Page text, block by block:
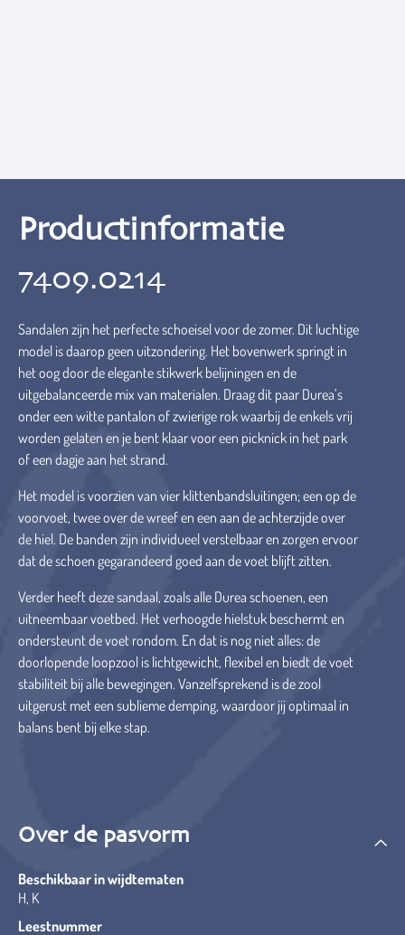
Productinformatie
7409.0214
Sandalen zijn het perfecte schoeisel voor de zomer. Dit luchtige
model is daarop geen uitzondering. Het bovenwerk springt in
het oog door de elegante stikwerk belijningen en de
uitgebalanceerde mix van materialen. Draag dit paar Durea’s
onder een witte pantalon of zwierige rok waarbij de enkels vrij
worden gelaten en je bent klaar voor een picknick in het park
of een dagje aan het strand.
Het model is voorzien van vier klittenbandsluitingen; een op de
voorvoet, twee over de wreef en een aan de achterzijde over
de hiel. De banden zijn individueel verstelbaar en zorgen ervoor
dat de schoen gegarandeerd goed aan de voet blijft zitten.
Verder heeft deze sandaal, zoals alle Durea schoenen, een
uitneembaar voetbed. Het verhoogde hielstuk beschermt en
ondersteunt de voet rondom. En dat is nog niet alles: de
doorlopende loopzool is lichtgewicht, flexibel en biedt de voet
stabiliteit bij alle bewegingen. Vanzelfsprekend is de zool
uitgerust met een sublieme demping, waardoor jij optimaal in
balans bent bij elke stap.
Over de pasvorm
Beschikbaar in wijdtematen
H, K
Leestnummer